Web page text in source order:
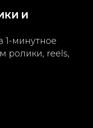
И
1-минутное
ролики, reels,